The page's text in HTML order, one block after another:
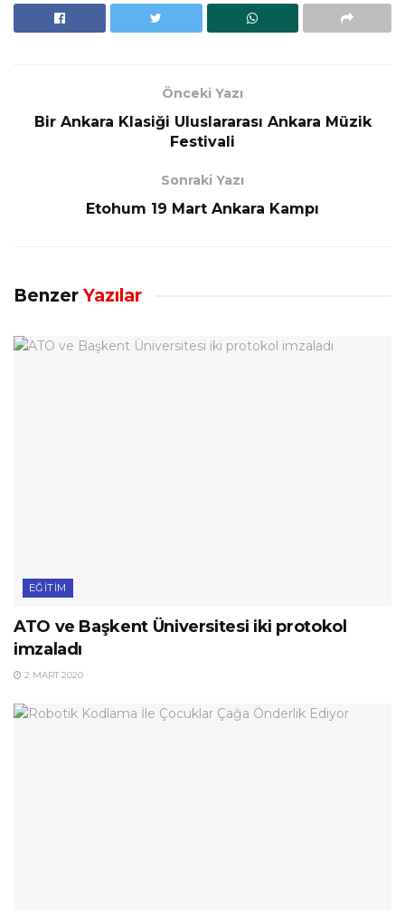
Önceki Yazı
Bir Ankara Klasiği Uluslararası Ankara Müzik
Festivali
Sonraki Yazı
Etohum 19 Mart Ankara Kampı
Benzer Yazılar
EĞITIM
ATO ve Başkent Üniversitesi iki protokol
imzaladı
2 MART 2020